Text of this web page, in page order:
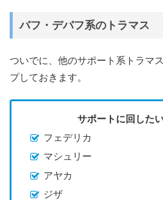
バフ・デバフ系のトラマス
ついでに、他のサポート系トラマ
プしておきます。
サポートに回した
フェデリカ
マシュリー
アヤカ
ジザ